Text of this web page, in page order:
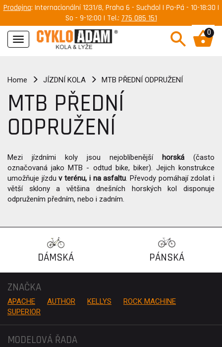
Prodejna: Internacionální 1231/8, Praha 6 - Suchdol | Po-Pá - 10-18:30 |
So - 9-12:00 | Tel.: 775 085 151
Navigace
0
Home JÍZDNÍ KOLA MTB PŘEDNÍ ODPRUŽENÍ
MTB PŘEDNÍ
ODPRUŽENÍ
Mezi jízdními koly jsou nejoblíbenější horská (často
označovaná jako MTB - odtud bike, biker). Jejich konstrukce
umožňuje jízduv terénu, i na asfaltu. Převody pomáhají zdolat i
větší sklony a většina dnešních horských kol disponuje
odpružením předním, nebo i zadním.
DÁMSKÁ PÁNSKÁ
ZNAČKA
APACHE AUTHOR KELLYS
ROCK MACHINE
SUPERIOR
MODELOVÁ ŘADA